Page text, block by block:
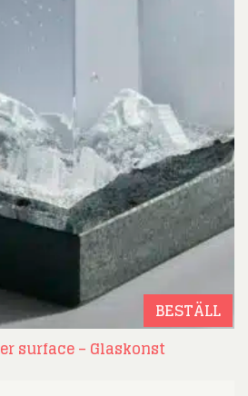
BESTÄLL
surface – Glaskonst